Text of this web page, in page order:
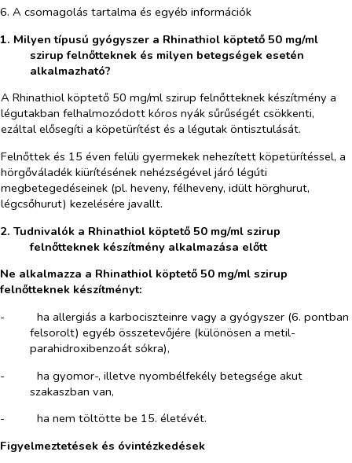
6. A csomagolás tartalma és egyéb információk
1. Milyen típusú gyógyszer a Rhinathiol köptető 50 mg/ml
szirup felnőtteknek és milyen betegségek esetén
alkalmazható?
A Rhinathiol köptető 50 mg/ml szirup felnőtteknek készítmény a
légutakban felhalmozódott kóros nyák sűrűségét csökkenti,
ezáltal elősegíti a köpetürítést és a légutak öntisztulását.
Felnőttek és 15 éven felüli gyermekek nehezített köpetürítéssel, a
hörgőváladék kiürítésének nehézségével járó légúti
megbetegedéseinek (pl. heveny, félheveny, idült hörghurut,
légcsőhurut) kezelésére javallt.
2. Tudnivalók a Rhinathiol köptető 50 mg/ml szirup
felnőtteknek készítmény alkalmazása előtt
Ne alkalmazza a Rhinathiol köptető 50 mg/ml szirup
felnőtteknek készítményt:
-​
ha allergiás a karbociszteinre vagy a gyógyszer (6. pontban
felsorolt) egyéb összetevőjére (különösen a metil-
parahidroxibenzoát sókra),
-​
ha gyomor-, illetve nyombélfekély betegsége akut
szakaszban van,
-​
ha nem töltötte be 15. életévét.
Figyelmeztetések és óvintézkedések